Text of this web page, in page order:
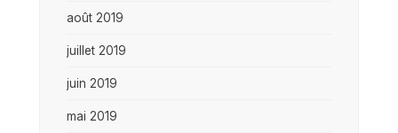
août 2019
juillet 2019
juin 2019
mai 2019